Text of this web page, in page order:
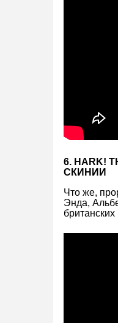
6. HARK!
СКИНИИ
Что же,
Энда,